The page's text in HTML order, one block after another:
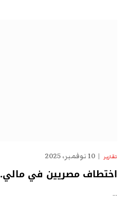
تقارير 10 نوفمبر، 2025
اختطاف مصريين في
…